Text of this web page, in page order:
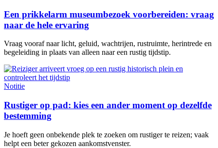
Een prikkelarm museumbezoek voorbereiden: vraag
naar de hele ervaring
Vraag vooraf naar licht, geluid, wachtrijen, rustruimte, herintrede en
begeleiding in plaats van alleen naar een rustig tijdstip.
Notitie
Rustiger op pad: kies een ander moment op dezelfde
bestemming
Je hoeft geen onbekende plek te zoeken om rustiger te reizen; vaak
helpt een beter gekozen aankomstvenster.